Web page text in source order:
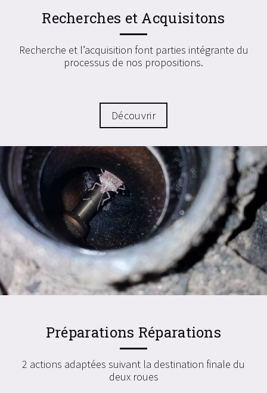
Recherches et Acquisitons
Recherche et l’acquisition font parties intégrante du
processus de nos propositions.
Découvrir
Préparations Réparations
2 actions adaptées suivant la destination finale du
deux roues